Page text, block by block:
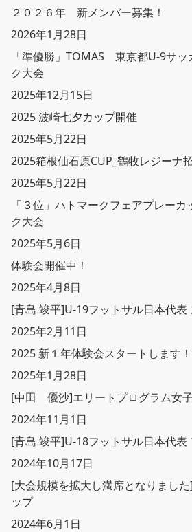
２０２６年 新メンバー募集！
2026年1月28日
「準優勝」TOMAS 東京都U-9サッ
ク大会
2025年12月15日
2025 波崎七夕カップ開催
2025年5月22日
2025箱根仙石原CUP_鶴牧レジーナ
2025年5月22日
「３位」ハトマークフェアプレー
ク大会
2025年5月6日
体験会開催中！
2025年4月8日
[青島 竣平]U-19フットサル日本代表
2025年2月11日
2025 新１年体験会スタートします！
2025年1月28日
[中田 優沙]エリートプログラム女
2024年11月1日
[青島 竣平]U-18フットサル日本代表
2024年10月17日
[大会規模を拡大し満席となりまし
ップ
2024年6月1日